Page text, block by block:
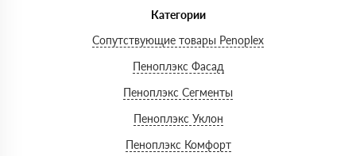
Категории
Сопутствующие товары Penoplex
Пеноплэкс Фасад
Пеноплэкс Сегменты
Пеноплэкс Уклон
Пеноплэкс Комфорт